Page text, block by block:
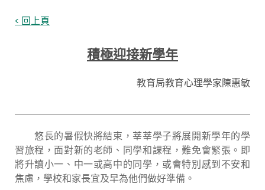
< 回上頁
積極迎接新學年
教育局教育心理學家陳惠敏
悠長的暑假快將結束，莘莘學子將展開新學年的學
習旅程，面對新的老師、同學和課程，難免會緊張。即
將升讀小一、中一或高中的同學，或會特別感到不安和
焦慮，學校和家長宜及早為他們做好準備。